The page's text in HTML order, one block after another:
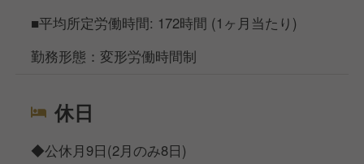
■平均所定労働時間: 172時間 (1ヶ月当たり)
勤務形態：変形労働時間制
休日
◆公休月9日(2月のみ8日)